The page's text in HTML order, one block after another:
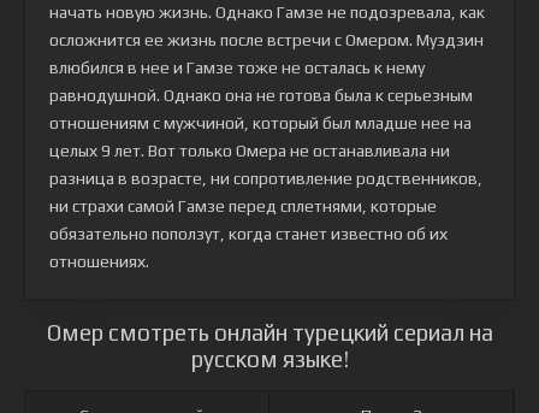
начать новую жизнь. Однако Гамзе не подозревала, как
осложнится ее жизнь после встречи с Омером. Муэдзин
влюбился в нее и Гамзе тоже не осталась к нему
равнодушной. Однако она не готова была к серьезным
отношениям с мужчиной, который был младше нее на
целых 9 лет. Вот только Омера не останавливала ни
разница в возрасте, ни сопротивление родственников,
ни страхи самой Гамзе перед сплетнями, которые
обязательно поползут, когда станет известно об их
отношениях.
Омер смотреть онлайн турецкий сериал на
русском языке!